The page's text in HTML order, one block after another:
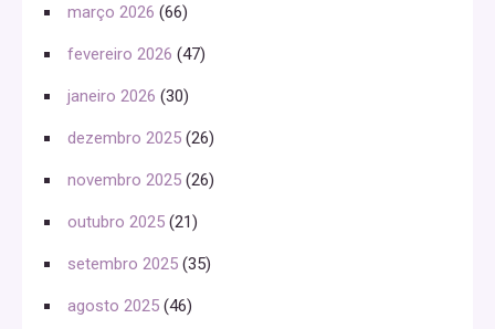
março 2026 (66)
fevereiro 2026 (47)
janeiro 2026 (30)
dezembro 2025 (26)
novembro 2025 (26)
outubro 2025 (21)
setembro 2025 (35)
agosto 2025 (46)